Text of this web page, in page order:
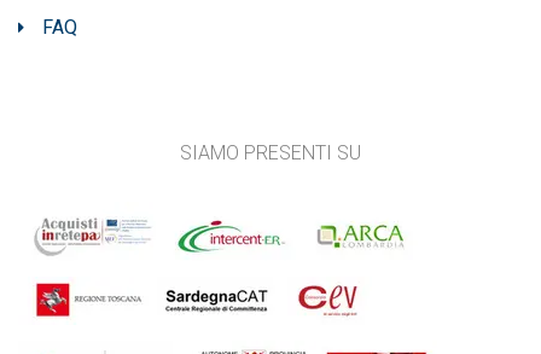
FAQ
SIAMO PRESENTI SU